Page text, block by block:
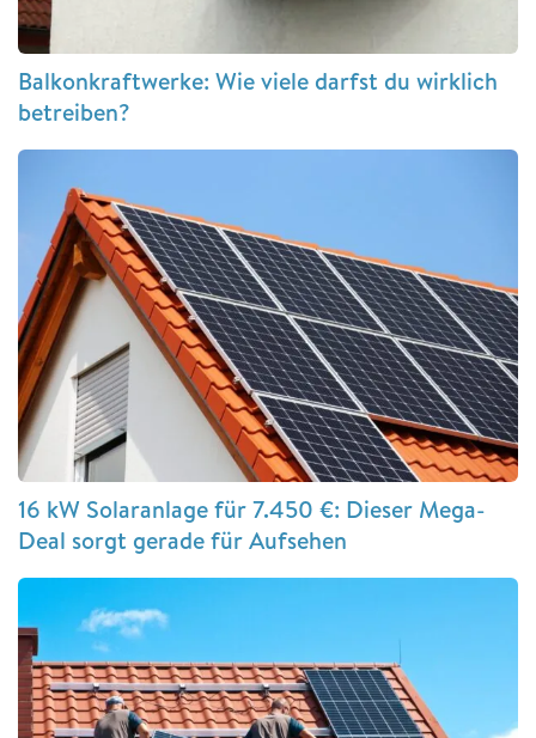
Balkonkraftwerke: Wie viele darfst du wirklich
betreiben?
16 kW Solaranlage für 7.450 €: Dieser Mega-
Deal sorgt gerade für Aufsehen